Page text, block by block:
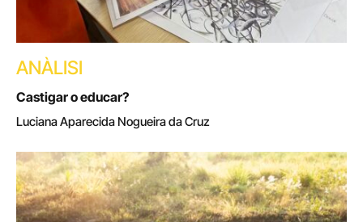
ANÀLISI
Castigar o educar?
Luciana Aparecida Nogueira da Cruz